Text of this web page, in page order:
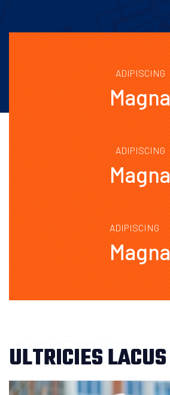
ADIPISCING
Magna
ADIPISCING
Magna
ADIPISCING
Magna
ULTRICIES LACUS
VARIUS